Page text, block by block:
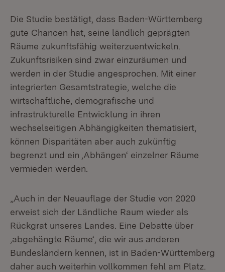
Die Studie bestätigt, dass Baden-Württemberg
gute Chancen hat, seine ländlich geprägten
Räume zukunftsfähig weiterzuentwickeln.
Zukunftsrisiken sind zwar einzuräumen und
werden in der Studie angesprochen. Mit einer
integrierten Gesamtstrategie, welche die
wirtschaftliche, demografische und
infrastrukturelle Entwicklung in ihren
wechselseitigen Abhängigkeiten thematisiert,
können Disparitäten aber auch zukünftig
begrenzt und ein ‚Abhängen‘ einzelner Räume
vermieden werden.
„Auch in der Neuauflage der Studie von 2020
erweist sich der Ländliche Raum wieder als
Rückgrat unseres Landes. Eine Debatte über
‚abgehängte Räume‘, die wir aus anderen
Bundesländern kennen, ist in Baden-Württemberg
daher auch weiterhin vollkommen fehl am Platz.